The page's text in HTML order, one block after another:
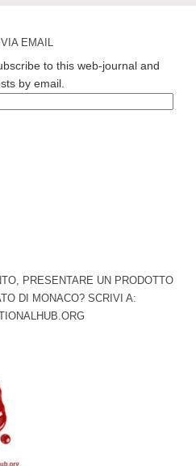
EMAIL
to this web-journal and
by email.
PRESENTARE UN PRODOTTO
DI MONACO? SCRIVI A: